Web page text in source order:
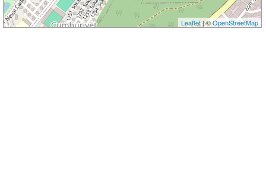
Leaflet| ©OpenStreetMap